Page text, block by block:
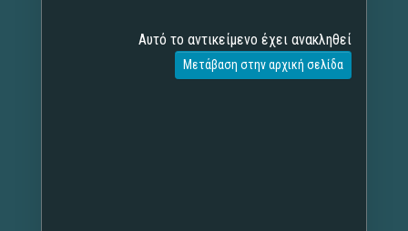
Αυτό το αντικείμενο έχει ανακληθεί
Μετάβαση στην αρχική σελίδα